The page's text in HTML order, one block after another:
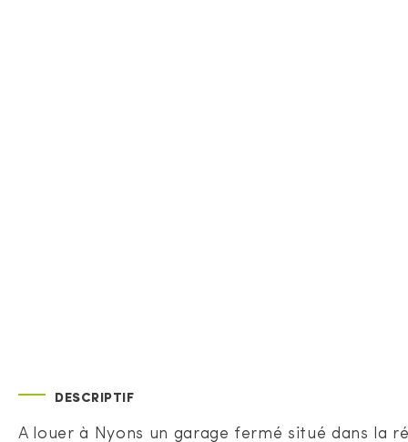
DESCRIPTIF
A louer à Nyons un garage fermé situé dans la